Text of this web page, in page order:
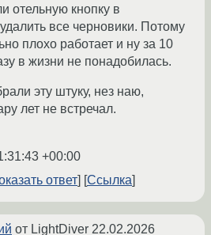
отельную кнопку в
все черновики. Потому
плохо работает и ну за 10
в жизни не понадобилась.
эту штуку, нез наю,
лет не встречал.
+00:00
ответ Ссылка
от LightDiver 22.02.2026